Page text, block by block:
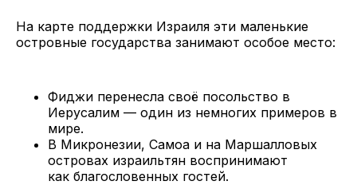
На карте поддержки Израиля эти маленькие
островные государства занимают особое место:
Фиджи перенесла своё посольство в
Иерусалим — один из немногих примеров в
мире.
В Микронезии, Самоа и на Маршалловых
островах израильтян воспринимают
как благословенных гостей.